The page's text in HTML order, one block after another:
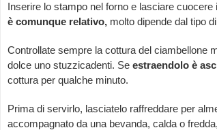
Inserire lo stampo nel forno e lasciare cuocere
è comunque relativo,molto dipende dal tipo
Controllate sempre la cottura del ciambellone
dolce uno stuzzicadenti. Se estraendolo è
cottura per qualche minuto.
Prima di servirlo, lasciatelo raffreddare per
accompagnato da una bevanda, calda o